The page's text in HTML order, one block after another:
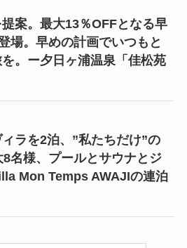
案。最大13％OFFとなる早
場。早めの計画でいつもと
。ー夕日ヶ浦温泉「佳松苑
ラを2泊、”私たちだけ”の
名様、プールとサウナとジ
Mon Temps AWAJIの連泊